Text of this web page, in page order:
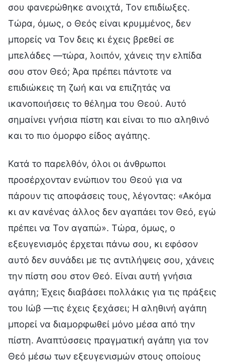
σου φανερώθηκε ανοιχτά, Τον επιδίωξες.
Τώρα, όμως, ο Θεός είναι κρυμμένος, δεν
μπορείς να Τον δεις κι έχεις βρεθεί σε
μπελάδες —τώρα, λοιπόν, χάνεις την ελπίδα
σου στον Θεό; Άρα πρέπει πάντοτε να
επιδιώκεις τη ζωή και να επιζητάς να
ικανοποιήσεις το θέλημα του Θεού. Αυτό
σημαίνει γνήσια πίστη και είναι το πιο αληθινό
και το πιο όμορφο είδος αγάπης.
Κατά το παρελθόν, όλοι οι άνθρωποι
προσέρχονταν ενώπιον του Θεού για να
πάρουν τις αποφάσεις τους, λέγοντας: «Ακόμα
κι αν κανένας άλλος δεν αγαπάει τον Θεό, εγώ
πρέπει να Τον αγαπώ». Τώρα, όμως, ο
εξευγενισμός έρχεται πάνω σου, κι εφόσον
αυτό δεν συνάδει με τις αντιλήψεις σου, χάνεις
την πίστη σου στον Θεό. Είναι αυτή γνήσια
αγάπη; Έχεις διαβάσει πολλάκις για τις πράξεις
του Ιώβ —τις έχεις ξεχάσει; Η αληθινή αγάπη
μπορεί να διαμορφωθεί μόνο μέσα από την
πίστη. Αναπτύσσεις πραγματική αγάπη για τον
Θεό μέσω των εξευγενισμών στους οποίους